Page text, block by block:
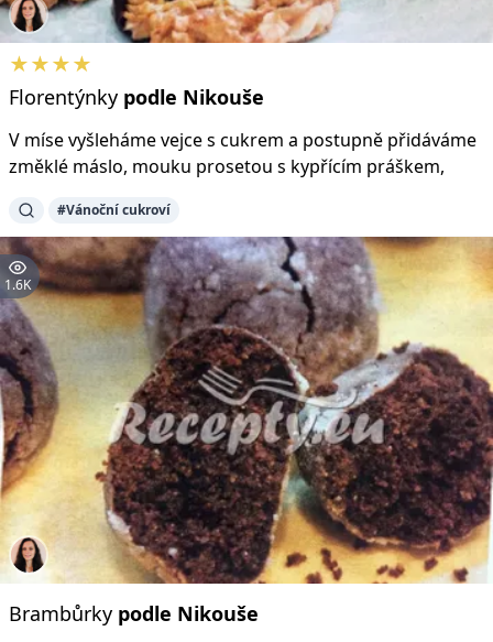
★★★★
Florentýnky podle Nikouše
V míse vyšleháme vejce s cukrem a postupně přidáváme
změklé máslo, mouku prosetou s kypřícím práškem,
#Vánoční cukroví
1.6K
Brambůrky podle Nikouše